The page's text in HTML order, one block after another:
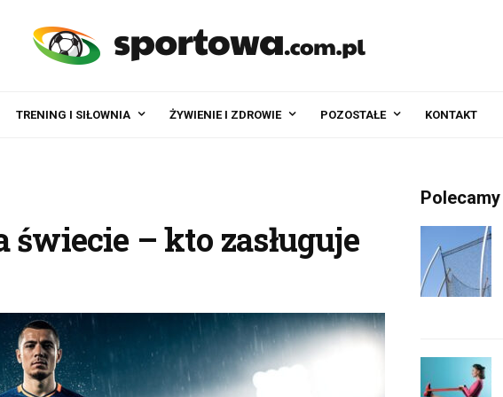
TRENING I SIŁOWNIA ŻYWIENIE I ZDROWIE POZOSTAŁE KONTAKT
– kto zasługuje
Polecamy